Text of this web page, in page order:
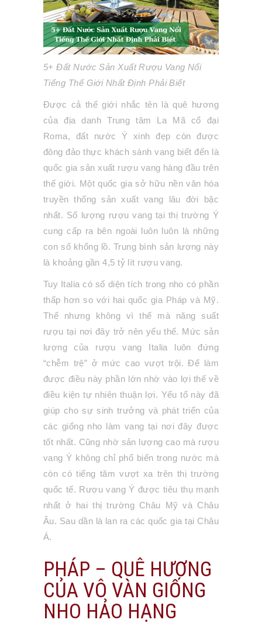
5+ Đất Nước Sản Xuất Rượu Vang Nổi
Tiếng Thế Giới Nhất Định Phải Biết
Được cả thế giới nhắc tên là quê hương
của địa danh Trung tâm La Mã cổ đại
Roma, đất nước Ý xinh đẹp còn được
đông đảo thực khách sành vang biết đến là
quốc gia sản xuất rượu vang hàng đầu trên
thế giới. Một quốc gia sở hữu nền văn hóa
truyền thống sản xuất vang lâu đời bậc
nhất. Số lượng rượu vang tại thị trường Ý
cung cấp ra bên ngoài luôn luôn là những
con số khổng lồ. Trung bình sản lượng này
là khoảng gần 4,5 tỷ lít rượu vang.
Tuy Italia có số diện tích trong nho có phần
thấp hơn so với hai quốc gia Pháp và Mỹ.
Thế nhưng không vì thế mà năng suất
rượu tại nơi đây trở nên yếu thế. Mức sản
lượng của rượu vang Italia luôn đứng
“chễm trệ” ở mức cao vượt trội. Để làm
được điều này phần lớn nhờ vào lợi thế về
điều kiện tự nhiên thuận lợi. Yếu tố này đã
giúp cho sự sinh trưởng và phát triển của
các giống nho làm vang tại nơi đây được
tốt nhất. Cũng nhờ sản lượng cao mà rượu
vang Ý không chỉ phổ biến trong nước mà
còn có tiếng tăm vượt xa trên thị trường
quốc tế. Rượu vang Ý được tiêu thụ mạnh
nhất ở hai thị trường Châu Mỹ và Châu
Âu. Sau dần là lan ra các quốc gia tại Châu
Á.
PHÁP – QUÊ HƯƠNG
CỦA VÔ VÀN GIỐNG
NHO HẢO HẠNG